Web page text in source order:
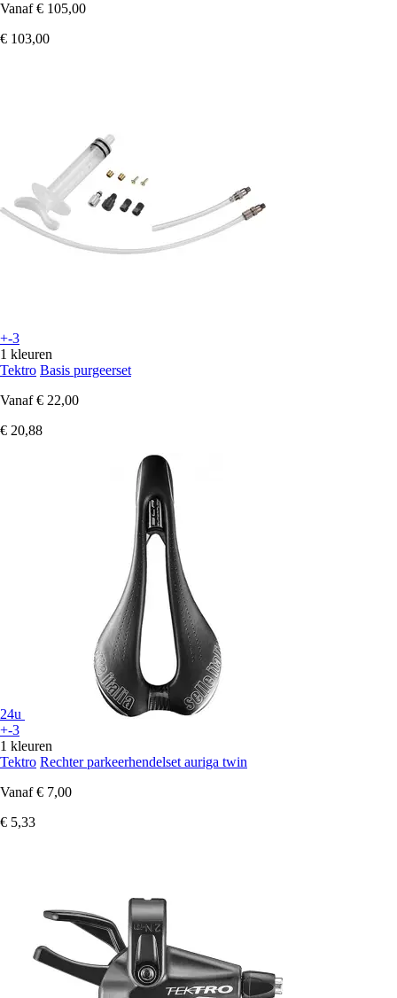
Vanaf € 105,00
€ 103,00
+-3
1 kleuren
Tektro Basis purgeerset
Vanaf € 22,00
€ 20,88
24u
+-3
1 kleuren
Tektro Rechter parkeerhendelset auriga twin
Vanaf € 7,00
€ 5,33